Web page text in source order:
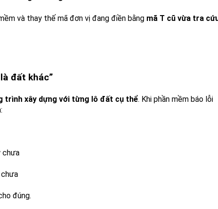
và thay thế mã đơn vị đang điền bằng mã T cũ vừa tra
đất khác”
trình xây dựng với từng lô đất cụ thể. Khi phần mềm báo lỗi
chưa
đúng.